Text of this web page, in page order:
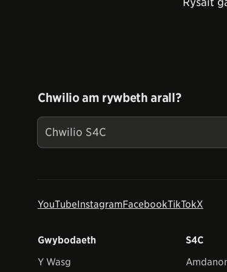
Chwilio am rywbeth arall?
YouTubeInstagramFacebookTikTokX
Gwybodaeth
Y Wasg
S4C